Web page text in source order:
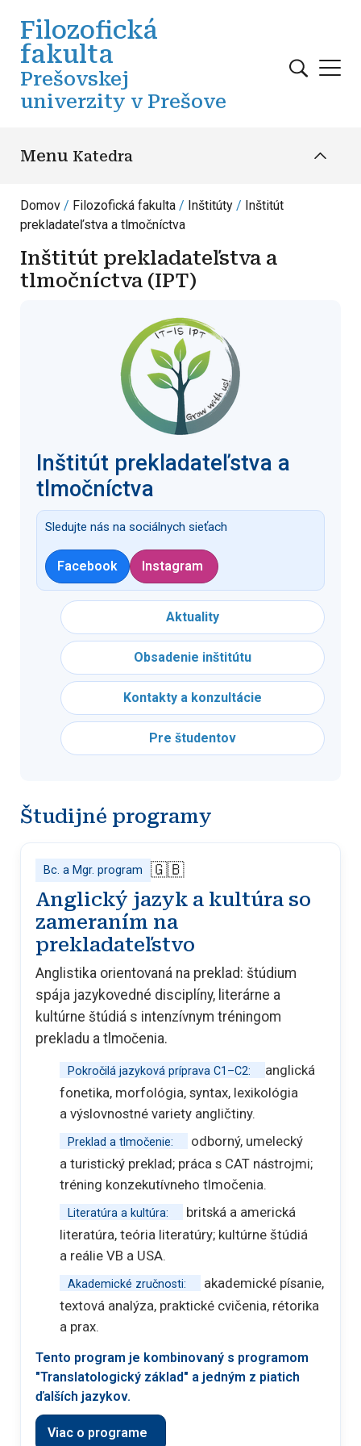
Filozofická
fakulta
Prešovskej
univerzity v Prešove
Menu Katedra
Domov Filozofická fakulta Inštitúty
Inštitút
prekladateľstva a tlmočníctva
Inštitút prekladateľstva a
tlmočníctva (IPT)
Inštitút prekladateľstva a
tlmočníctva
Sledujte nás na sociálnych sieťach
Facebook Instagram
Aktuality
Obsadenie inštitútu
Kontakty a konzultácie
Pre študentov
Študijné programy
Bc. a Mgr. program 🇬🇧
Anglický jazyk a kultúra so
zameraním na
prekladateľstvo
Anglistika orientovaná na preklad: štúdium
spája jazykovedné disciplíny, literárne a
kultúrne štúdiá s intenzívnym tréningom
prekladu a tlmočenia.
Pokročilá jazyková príprava C1–C2:
anglická
fonetika, morfológia, syntax, lexikológia
a výslovnostné variety angličtiny.
Preklad a tlmočenie:
odborný, umelecký
a turistický preklad; práca s CAT nástrojmi;
tréning konzekutívneho tlmočenia.
Literatúra a kultúra:
britská a americká
literatúra, teória literatúry; kultúrne štúdiá
a reálie VB a USA.
Akademické zručnosti:
akademické písanie,
textová analýza, praktické cvičenia, rétorika
a prax.
Tento program je kombinovaný s programom
"Translatologický základ" a jedným z piatich
ďalších jazykov.
Viac o programe